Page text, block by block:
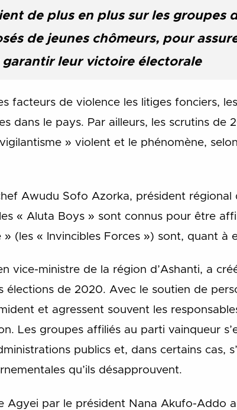
de plus en plus sur les groupes
de jeunes chômeurs, pour
garantir leur victoire électorale
facteurs de violence les litiges fonciers,
dans le pays. Par ailleurs, les scrutins de
» violent et le phénomène,
Awudu Sofo Azorka, président régional
« Aluta Boys » sont connus pour être
(les « Invincibles Forces ») sont, quant à
vice-ministre de la région d’Ashanti, a
élections de 2020. Avec le soutien de
et agressent souvent les
Les groupes affiliés au parti vainqueur
publics et, dans certains cas,
qu’ils désapprouvent.
Agyei par le président Nana Akufo-Addo